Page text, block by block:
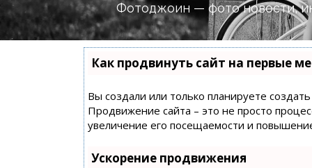
Фотоджоин — фото новости,
Как продвинуть сайт на первые
Вы создали или только планируете
Продвижение сайта – это не просто
увеличение его посещаемости и
Ускорение продвижения